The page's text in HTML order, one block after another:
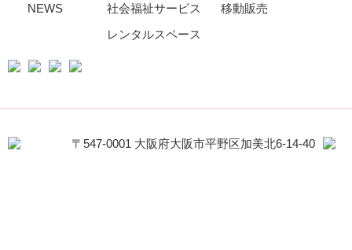
NEWS
社会福祉サービス
レンタルスペース
移動販売
〒547-0001 大阪府大阪市平野区加美北6-14-40